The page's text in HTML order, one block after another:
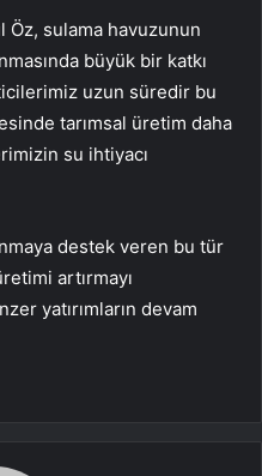
Öz, sulama havuzunun
büyük bir katkı
uzun süredir bu
tarımsal üretim daha
su ihtiyacı
destek veren bu tür
artırmayı
yatırımların devam